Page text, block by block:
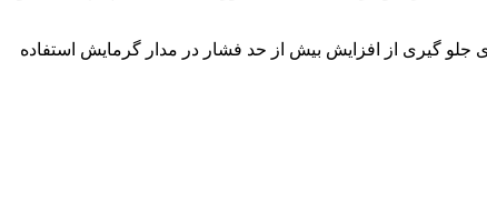
جلو گیری از افزایش بیش از حد فشار در مدار گرمایش استفاده